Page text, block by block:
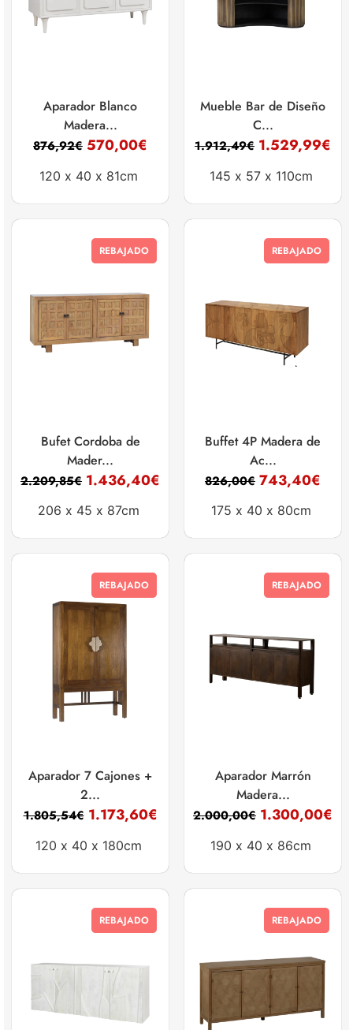
Aparador Blanco
Madera...
876,92€ 570,00€
120 x 40 x 81cm
Mueble Bar de Diseño
C...
1.912,49€ 1.529,99€
145 x 57 x 110cm
REBAJADO
Bufet Cordoba de
Mader...
2.209,85€ 1.436,40€
206 x 45 x 87cm
REBAJADO
Buffet 4P Madera de
Ac...
826,00€ 743,40€
175 x 40 x 80cm
REBAJADO
Aparador 7 Cajones +
2...
1.805,54€ 1.173,60€
120 x 40 x 180cm
REBAJADO
Aparador Marrón
Madera...
2.000,00€ 1.300,00€
190 x 40 x 86cm
REBAJADO REBAJADO